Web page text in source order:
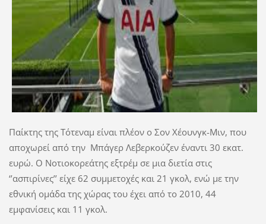
Παίκτης της Τότεναμ είναι πλέον ο Σον Χέουνγκ-Μιν, που
αποχωρεί από την Μπάγερ Λεβερκούζεν έναντι 30 εκατ.
ευρώ. Ο Νοτιοκορεάτης εξτρέμ σε μια διετία στις
‘’ασπιρίνες’’ είχε 62 συμμετοχές και 21 γκολ, ενώ με την
εθνική ομάδα της χώρας του έχει από το 2010, 44
εμφανίσεις και 11 γκολ.